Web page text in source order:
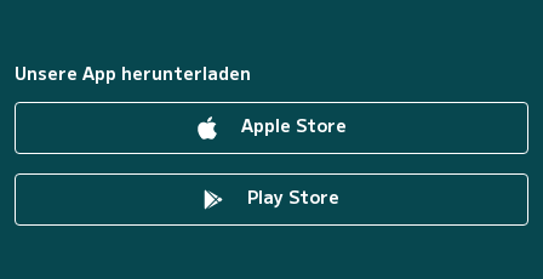
Unsere App herunterladen
Apple Store
Play Store